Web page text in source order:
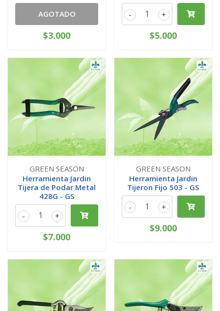
AGOTADO
$3.000
+
-
$5.000
GREEN SEASON
Herramienta Jardin
Tijera de Podar Metal
428G - GS
+
-
$7.000
GREEN SEASON
Herramienta Jardin
Tijeron Fijo 503 - GS
+
-
$9.000